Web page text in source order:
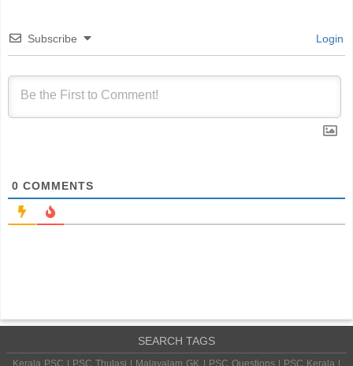
Subscribe Login
0 COMMENTS
SEARCH TAGS
Kerala PSC | PSC Thulasi | Malayalam GK | PSC Questions | PSC Kerala |